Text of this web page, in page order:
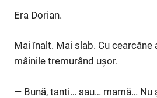
Era Dorian.
Mai înalt. Mai slab. Cu cearcăne
mâinile tremurând ușor.
— Bună, tanti… sau… mamă… Nu